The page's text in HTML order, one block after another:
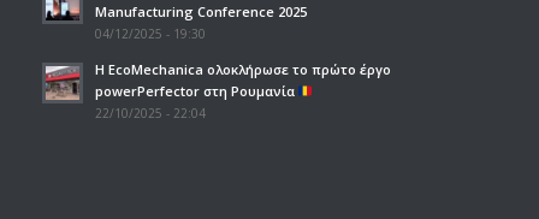
Manufacturing Conference 2025
04/12/2025 - 19:30
H EcoMechanica ολοκλήρωσε το πρώτο έργο
powerPerfector στη Ρουμανία
22/10/2025 - 22:04